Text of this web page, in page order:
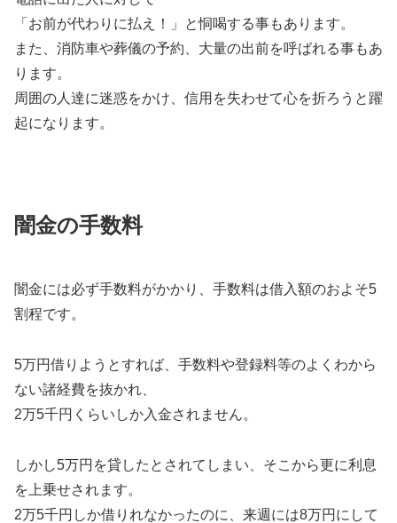
「お前が代わりに払え！」と恫喝する事もあります。
また、消防車や葬儀の予約、大量の出前を呼ばれる事もあ
ります。
周囲の人達に迷惑をかけ、信用を失わせて心を折ろうと躍
起になります。
闇金の手数料
闇金には必ず手数料がかかり、手数料は借入額のおよそ5
割程です。
5万円借りようとすれば、手数料や登録料等のよくわから
ない諸経費を抜かれ、
2万5千円くらいしか入金されません。
しかし5万円を貸したとされてしまい、そこから更に利息
を上乗せされます。
2万5千円しか借りれなかったのに、来週には8万円にして